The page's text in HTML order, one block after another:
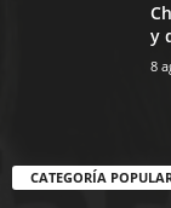
y
8
CATEGORÍA